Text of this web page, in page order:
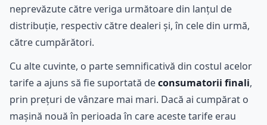
neprevăzute către veriga următoare din lanțul de
distribuție, respectiv către dealeri și, în cele din urmă,
către cumpărători.
Cu alte cuvinte, o parte semnificativă din costul acelor
tarife a ajuns să fie suportată deconsumatorii finali,
prin prețuri de vânzare mai mari. Dacă ai cumpărat o
mașină nouă în perioada în care aceste tarife erau